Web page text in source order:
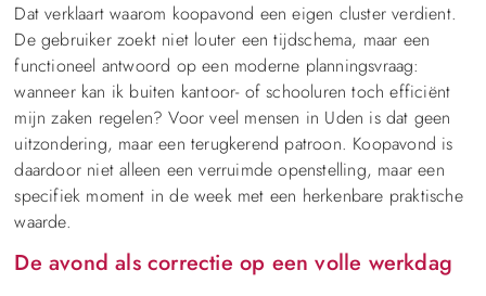
Dat verklaart waarom koopavond een eigen cluster verdient.
De gebruiker zoekt niet louter een tijdschema, maar een
functioneel antwoord op een moderne planningsvraag:
wanneer kan ik buiten kantoor- of schooluren toch efficiënt
mijn zaken regelen? Voor veel mensen in Uden is dat geen
uitzondering, maar een terugkerend patroon. Koopavond is
daardoor niet alleen een verruimde openstelling, maar een
specifiek moment in de week met een herkenbare praktische
waarde.
De avond als correctie op een volle werkdag